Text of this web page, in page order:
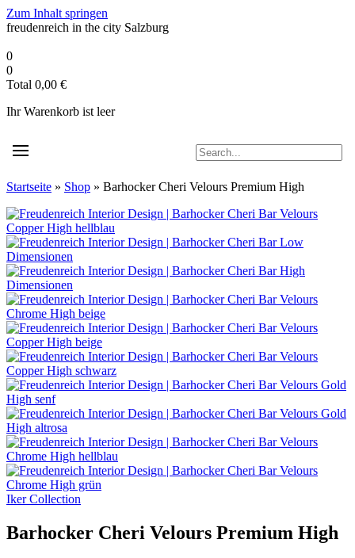
Zum Inhalt springen
freudenreich in the city Salzburg
0
0
Total 0,00 €
Ihr Warenkorb ist leer
Startseite » Shop » Barhocker Cheri Velours Premium High
Iker Collection
Barhocker Cheri Velours Premium High